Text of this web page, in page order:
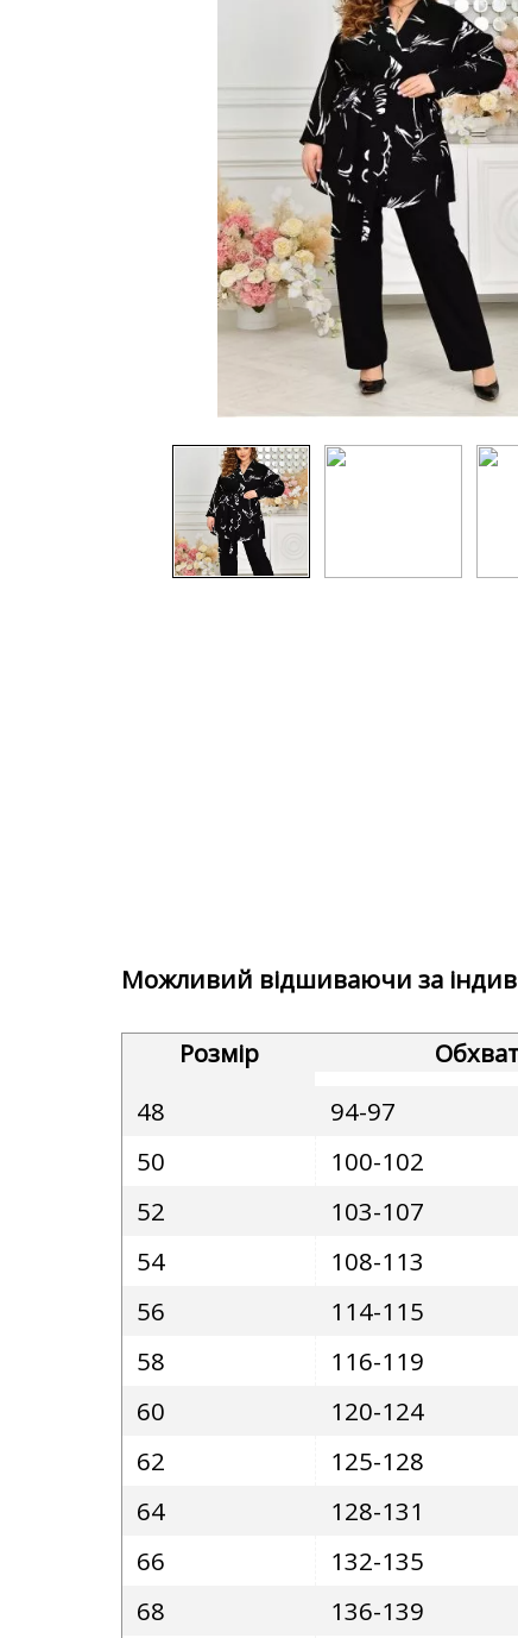
Можливий відшиваючи за
Розмір
48
94-97
50
100-102
52
103-107
54
108-113
56
114-115
58
116-119
60
120-124
62
125-128
64
128-131
66
132-135
68
136-139